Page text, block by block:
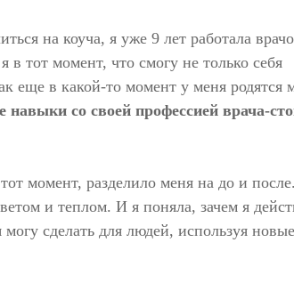
на коуча, я уже 9 лет работала
тот момент, что смогу не только себя
еще в какой-то момент у меня родятся
навыки со своей профессией врача-
момент, разделило меня на до и
и теплом. И я поняла, зачем я
сделать для людей, используя